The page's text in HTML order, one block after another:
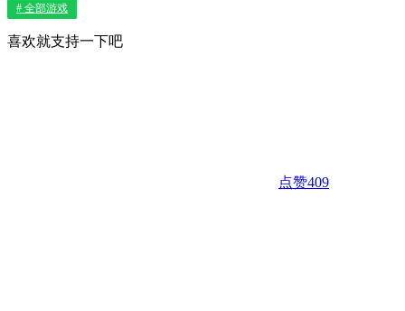
# 全部游戏
喜欢就支持一下吧
点赞409